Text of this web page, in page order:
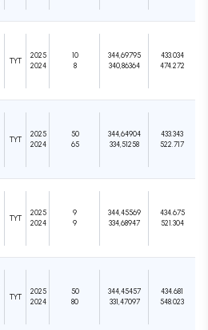
TYT
2025
2024
10
8
344,69795
340,86364
433.034
474.272
TYT
2025
2024
50
65
344,64904
334,51258
433.343
522.717
TYT
2025
2024
9
9
344,45569
334,68947
434.675
521.304
TYT
2025
2024
50
80
344,45457
331,47097
434.681
548.023